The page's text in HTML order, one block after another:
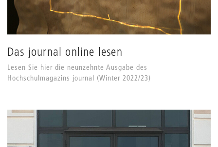
Das journal online lesen
Lesen Sie hier die neunzehnte Ausgabe des
Hochschulmagazins journal (Winter 2022/23)